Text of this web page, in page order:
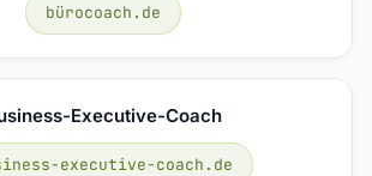
bürocoach.de
Executive-Coach
executive-coach.de